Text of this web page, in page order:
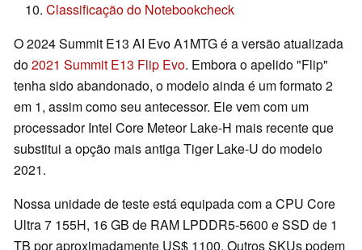
Classificação do Notebookcheck
O 2024 Summit E13 AI Evo A1MTG é a versão atualizada
do2021 Summit E13 Flip Evo. Embora o apelido "Flip"
tenha sido abandonado, o modelo ainda é um formato 2
em 1, assim como seu antecessor. Ele vem com um
processador Intel Core Meteor Lake-H mais recente que
substitui a opção mais antiga Tiger Lake-U do modelo
2021.
Nossa unidade de teste está equipada com a CPU Core
Ultra 7 155H, 16 GB de RAM LPDDR5-5600 e SSD de 1
TB por aproximadamente US$ 1100. Outros SKUs podem